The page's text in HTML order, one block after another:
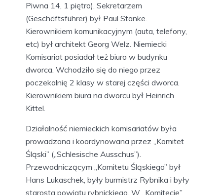
Piwna 14, 1 piętro). Sekretarzem
(Geschäftsführer) był Paul Stanke.
Kierownikiem komunikacyjnym (auta, telefony,
etc) był architekt Georg Welz. Niemiecki
Komisariat posiadał też biuro w budynku
dworca. Wchodziło się do niego przez
poczekalnię 2 klasy w starej części dworca.
Kierownikiem biura na dworcu był Heinrich
Kittel.
Działalność niemieckich komisariatów była
prowadzona i koordynowana przez „Komitet
Śląski” („Schlesische Ausschus”).
Przewodniczącym „Komitetu Śląskiego” był
Hans Lukaschek, były burmistrz Rybnika i były
starosta powiatu rybnickiego. W „Komitecie”